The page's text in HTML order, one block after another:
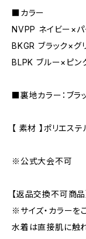
■カラー
NVPP ネイビー×パ
BKGR ブラック×グ
BLPK ブルー×ピン
■裏地カラー：ブラ
【 素材 】ポリエス
※公式大会不可
【返品交換不可商品
※サイズ・カラーを
水着は直接肌に触